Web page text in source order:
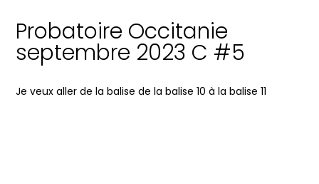
Probatoire Occitanie
septembre 2023 C #5
Je veux aller de la balise de la balise 10 à la balise 11